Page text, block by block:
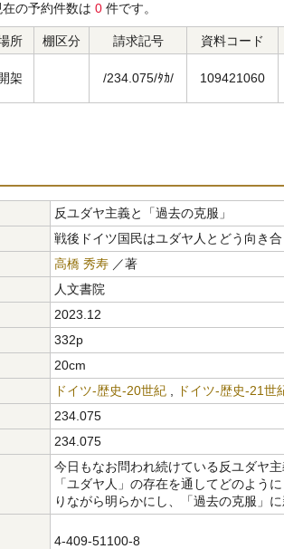
の予約件数は 0 件です。
所 棚区分 請求記号 資料コード
架 /234.075/ﾀｶ/ 109421060
反ユダヤ主義と「過去の克服」
戦後ドイツ国民はユダヤ人とどう向き
高橋 秀寿 ／著
人文書院
2023.12
332p
20cm
ドイツ-歴史-20世紀
ドイツ-歴史-21世
234.075
234.075
今日もなお問われ続けている反ユダヤ
「ユダヤ人」の存在を通してどのよう
りながら明らかにし、「過去の克服」
4-409-51100-8